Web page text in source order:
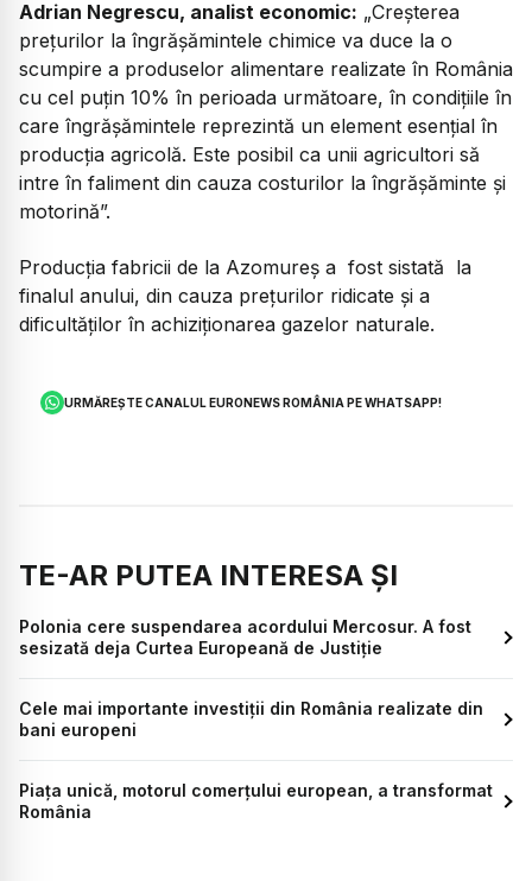
Adrian Negrescu, analist economic: „Creșterea
prețurilor la îngrășămintele chimice va duce la o
scumpire a produselor alimentare realizate în România
cu cel puțin 10% în perioada următoare, în condițiile în
care îngrășămintele reprezintă un element esențial în
producția agricolă. Este posibil ca unii agricultori să
intre în faliment din cauza costurilor la îngrășăminte și
motorină”.
Producția fabricii de la Azomureș a fost sistată la
finalul anului, din cauza prețurilor ridicate și a
dificultăților în achiziționarea gazelor naturale.
URMĂREȘTE CANALUL EURONEWS ROMÂNIA PE WHATSAPP!
TE-AR PUTEA INTERESA ȘI
Polonia cere suspendarea acordului Mercosur. A fost
sesizată deja Curtea Europeană de Justiție
Cele mai importante investiții din România realizate din
bani europeni
Piața unică, motorul comerțului european, a transformat
România